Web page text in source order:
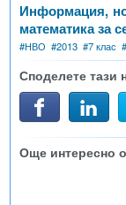
Информация,
математика за
#НВО #2013 #7 клас #
Споделете тази
Още интересно